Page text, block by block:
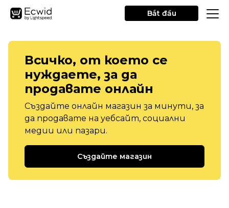
Bắt đầu
Всичко, от което се
нуждаете, за да
продавате онлайн
Създайте онлайн магазин за минути, за
да продавате на уебсайт, социални
медии или пазари.
Създайте магазин